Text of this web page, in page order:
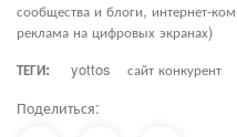
сообщества и блоги, интернет-
реклама на цифровых экранах)
ТЕГИ:
yottos сайт конкурент
Поделиться: